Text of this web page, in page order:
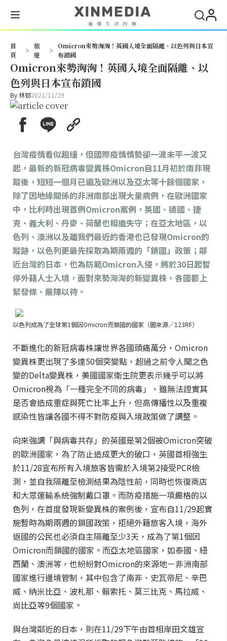
首
頁
>
旅
遊
>
Omicron來勢洶洶！英國入境全面隔離、以色列與日本宣
布鎖國
Omicron來勢洶洶！英國入境全面隔離、以
色列與日本宣布鎖國
By林郅2021/11/29
台灣疫情看似趨緩，但國際疫情情勢卻一波未平一波又
起，最新的新冠病毒變異株Omicron自11月初於南非現
蹤後，短短一個月已遍及歐洲以及亞太等十餘個國家，
除了因地緣關係的非洲南部出現大量病例，在歐洲國家
中，比利時出現首例Omicron案例，英國、德國、捷
克、義大利、丹麥、荷蘭也相繼失守；在亞太地區，以
色列、澳洲以及離我們最近的香港也已發現Omicron的
蹤跡，以色列更最先採取為期兩週的「鎖國」政策；鄰
近台灣的日本，也為防範Omicron入侵，將於30日起暫
停外籍人士入境 ，面對來勢洶洶的新變異株，各國都上
緊發條、嚴陣以待。
以色列成為了全球第1個因Omicron而鎖國的國家（圖來源／123RF）
不斷進化的新冠病毒株讓世界各國頭痛萬分，Omicron
變異株更出現了多達50個突變點，超過之前令人聞之色
變的Delta變異株，美國國家衛生院更表示幾乎可以將
Omicron視為「一種完全不同的病毒」，雖無法證實其
是否會造成重症與死亡比率上升，但高傳播性以及重複
感染性皆讓各國不得不對防疫與入境政策做了調整。
向來強調「與病毒共存」的英國是第2個被Omicron突破
的歐洲國家，為了防止造成更大的破口，英國首相強生
於11/28宣布所有入境旅客皆需於入境第2接受PCR檢
測，並自我隔離至檢測結果為陰性前，同時也恢復商店
和大眾運輸系統強制戴口罩。而防疫措施一項嚴格的以
色列，在首度發現新變異株的案例後，宣布自11/29起實
施暫時為期兩週的鎖國政策，拒絕外籍旅客入境，海外
返國的公民也必須自主隔離至少3天，成為了第1個因
Omicron而鎖國的國家 。而亞太地區國家，如泰國、紐
西蘭、澳洲等，也紛紛對Omicron的來源地－非洲南部
國家進行邊境管制，其中包含了南非、史瓦帝尼、辛巴
威、納米比亞、波札那、賴索托、莫三比克、馬拉威、
尚比亞等9個國家。
與台灣鄰近的日本，則在11/29下午由首相岸田文雄宣